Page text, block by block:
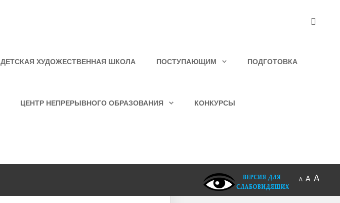
ДЕТСКАЯ ХУДОЖЕСТВЕННАЯ ШКОЛА ПОСТУПАЮЩИМ ПОДГОТОВКА
ЦЕНТР НЕПРЕРЫВНОГО ОБРАЗОВАНИЯ КОНКУРСЫ
A A A